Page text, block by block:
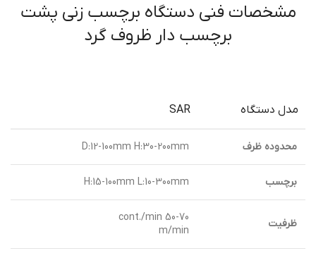
مشخصات فنی دستگاه برچسب زنی پشت
برچسب دار ظروف گرد
مدل دستگاه SAR
محدوده ظرف D:12-100mm H:30-200mm
برچسب H:15-100mm L:10-300mm
ظرفيت
50-70 cont./min
m/min